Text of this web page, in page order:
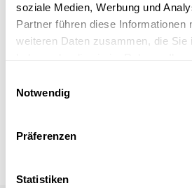
soziale Medien, Werbung und
Partner führen diese Informationen
weiteren Daten zusammen, die Sie
Notwendig
Präferenzen
Statistiken